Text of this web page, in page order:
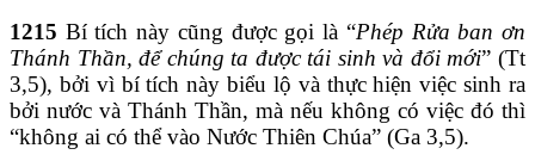
1215 Bí tích này cũng được gọi là “Phép Rửa ban ơn
Thánh Thần, để chúng ta được tái sinh và đổi mới” (Tt
3,5), bởi vì bí tích này biểu lộ và thực hiện việc sinh ra
bởi nước và Thánh Thần, mà nếu không có việc đó thì
“không ai có thể vào Nước Thiên Chúa” (Ga 3,5).